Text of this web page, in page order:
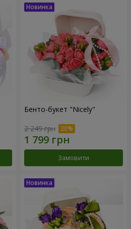
Бенто-букет "Nicely"
2 249 грн
Замовити